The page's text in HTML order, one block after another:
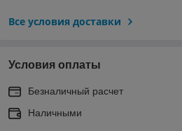
Все условия доставки
Условия оплаты
Безналичный расчет
Наличными